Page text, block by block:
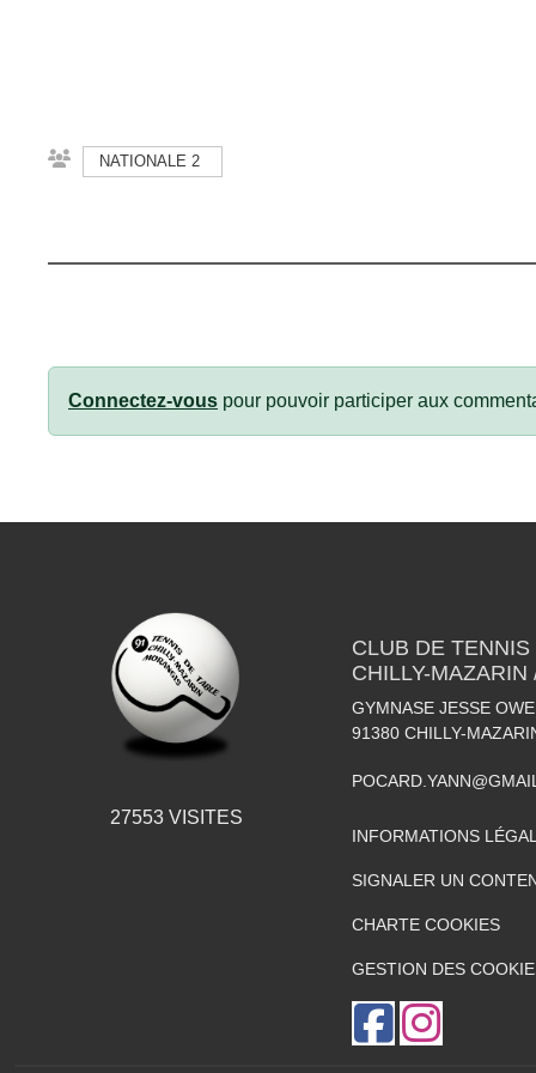
NATIONALE 2
Connectez-vous pour pouvoir participer aux
27553VISITES
CLUB DE
CHILLY-
GYMNASE JESSE
91380 CHILLY-
INFORMATIONS
SIGNALER UN
CHARTE COOKIES
GESTION DES